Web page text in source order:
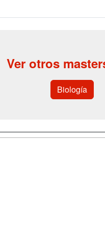
Ver otros
Biología